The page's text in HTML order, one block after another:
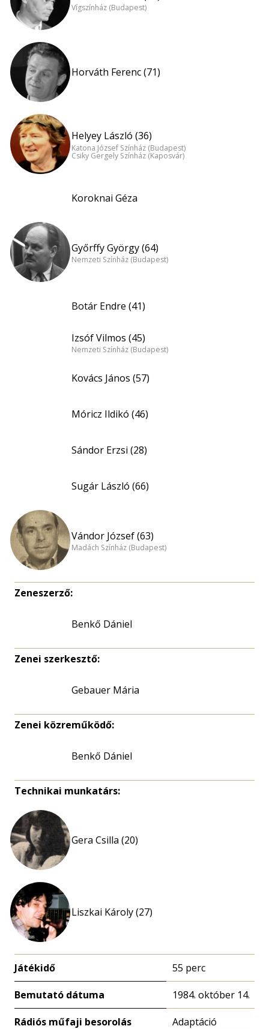
Vígszínház (Budapest)
Horváth Ferenc (71)
Helyey László (36)
Katona József Színház (Budapest)
Csiky Gergely Színház (Kaposvár)
Koroknai Géza
Győrffy György (64)
Nemzeti Színház (Budapest)
Botár Endre (41)
Izsóf Vilmos (45)
Nemzeti Színház (Budapest)
Kovács János (57)
Móricz Ildikó (46)
Sándor Erzsi (28)
Sugár László (66)
Vándor József (63)
Madách Színház (Budapest)
Zeneszerző:
Benkő Dániel
Zenei szerkesztő:
Gebauer Mária
Zenei közreműködő:
Benkő Dániel
Technikai munkatárs:
Gera Csilla (20)
Liszkai Károly (27)
Játékidő 55 perc
Bemutató dátuma 1984. október 14.
Rádiós műfaji besorolás Adaptáció